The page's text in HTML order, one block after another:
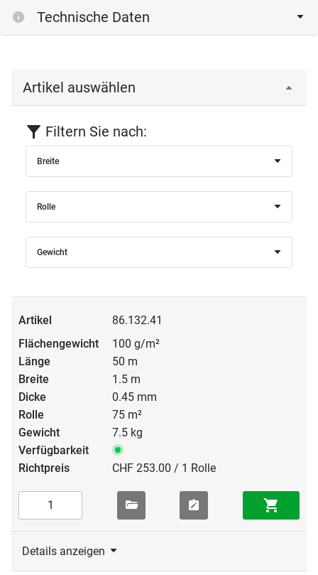
Technische Daten
Artikel auswählen
Filtern Sie nach:
Breite
Rolle
Gewicht
86.132.41
100 g/m²
50 m
1.5 m
0.45 mm
75 m²
7.5 kg
CHF 253.00 / 1 Rolle
Details anzeigen